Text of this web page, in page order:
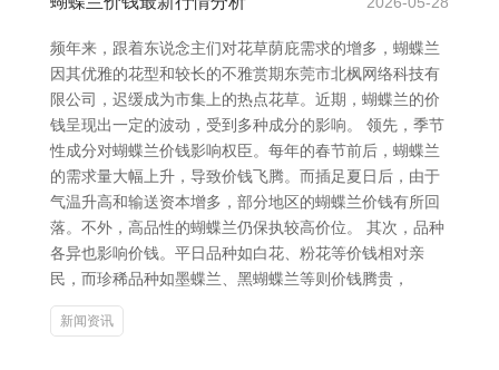
频年来，跟着东说念主们对花草荫庇需求的增多，蝴蝶兰
因其优雅的花型和较长的不雅赏期东莞市北枫网络科技有
限公司，迟缓成为市集上的热点花草。近期，蝴蝶兰的价
钱呈现出一定的波动，受到多种成分的影响。 领先，季节
性成分对蝴蝶兰价钱影响权臣。每年的春节前后，蝴蝶兰
的需求量大幅上升，导致价钱飞腾。而插足夏日后，由于
气温升高和输送资本增多，部分地区的蝴蝶兰价钱有所回
落。不外，高品性的蝴蝶兰仍保执较高价位。 其次，品种
各异也影响价钱。平日品种如白花、粉花等价钱相对亲
民，而珍稀品种如墨蝶兰、黑蝴蝶兰等则价钱腾贵，
新闻资讯